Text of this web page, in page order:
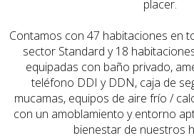
placer.
Contamos con 47 habitaciones en
sector Standard y 18
equipadas con baño privado,
teléfono DDI y DDN, caja de
mucamas, equipos de aire frío /
con un amoblamiento y entorno
bienestar de nuestros